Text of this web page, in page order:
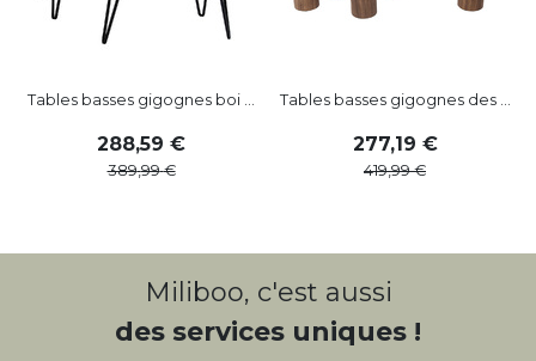
Tables basses gigognes boi ...
288,59
389,99
Tables basses gigognes des ...
277,19
419,99
Miliboo, c'est aussi
des services uniques !